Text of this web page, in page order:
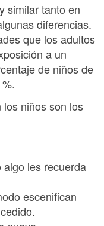
similar tanto en
diferencias.
que los adultos
a un
de niños de
niños son los
les recuerda
escenifican